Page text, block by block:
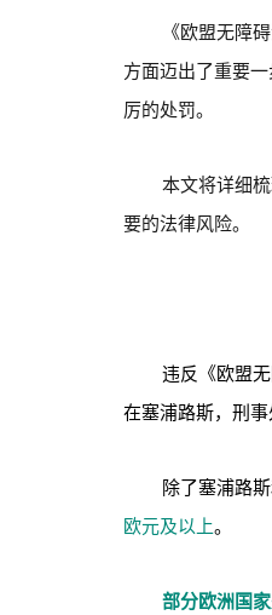
《欧盟无障
方面迈出了重要
厉的处罚。
本文将详细
要的法律风险。
违反《欧盟
在塞浦路斯，刑
除了塞浦路
欧元及以上。
部分欧洲国